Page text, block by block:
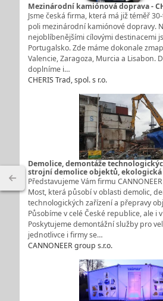
Mezinárodní kamiónová doprava -
Jsme česká firma, která má již téměř
poli mezinárodní kamiónové dopravy.
nejoblíbenějšími cílovými destinacemi
Portugalsko. Zde máme dokonale
Valencie, Zaragoza, Murcia a Lisabon.
doplníme i…
CHERIS Trad, spol. s r.o.
Demolice, demontáže
strojní demolice objektů,
Představujeme Vám firmu
Most, která působí v oblasti demolic,
technologických zařízení a přepravy
Působíme v celé České republice, ale i
Poskytujeme demontážní služby pro
jednotlivce i firmy se…
CANNONEER group s.r.o.